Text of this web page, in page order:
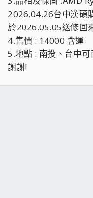
2026.04.26台中漢碩
於2026.05.05送修回
4.售價 : 14000 含運
5.地點 : 南投、台中
謝謝!